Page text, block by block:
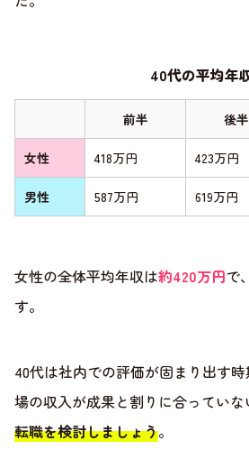
40代の平均年
前半 後半
女性 418万円 423万円
男性 587万円 619万円
女性の全体平均年収は約420万円で
す。
40代は社内での評価が固まり出す
場の収入が成果と割りに合っていな
転職を検討しましょう。